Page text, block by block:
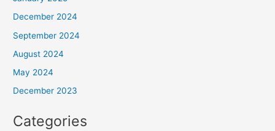
December 2024
September 2024
August 2024
May 2024
December 2023
Categories